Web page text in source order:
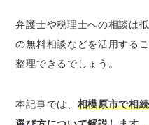
に関する無料相談
神奈川県司法書
相談が可能
地方法務局｜相
弁護士や税理士への相談は
の無料相談などを活用する
整理できるでしょう。
本記事では、 相模原市で相